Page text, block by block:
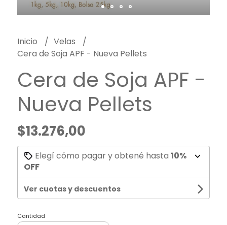
Inicio
Velas
Cera de Soja APF - Nueva Pellets
Cera de Soja APF -
Nueva Pellets
$13.276,00
Elegí cómo pagar y obtené hasta 10%
OFF
Ver cuotas y descuentos
Cantidad